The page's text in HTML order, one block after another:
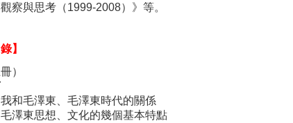
察與思考（1999-2008）》等。
】
）
和毛澤東、毛澤東時代的關係
澤東思想、文化的幾個基本特點